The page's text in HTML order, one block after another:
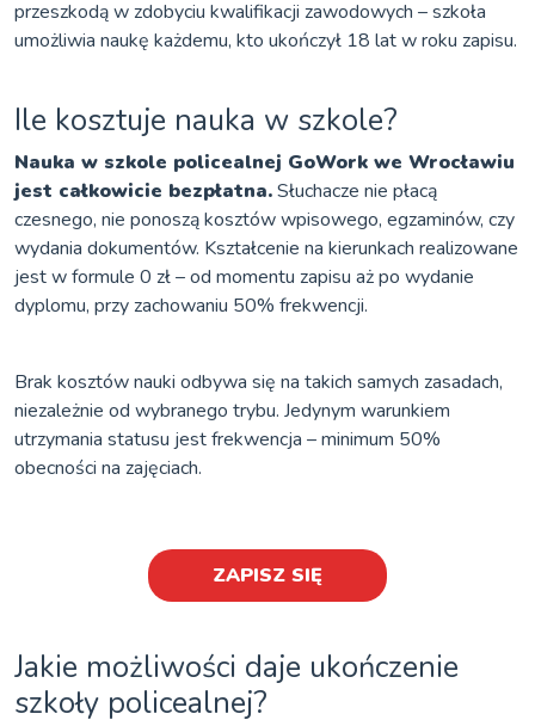
przeszkodą w zdobyciu kwalifikacji zawodowych – szkoła
umożliwia naukę każdemu, kto ukończył 18 lat w roku zapisu.
Ile kosztuje nauka w szkole?
Nauka w szkole policealnej GoWork we Wrocławiu
jest całkowicie bezpłatna.Słuchacze nie płacą
czesnego, nie ponoszą kosztów wpisowego, egzaminów, czy
wydania dokumentów. Kształcenie na kierunkach realizowane
jest w formule 0 zł – od momentu zapisu aż po wydanie
dyplomu, przy zachowaniu 50% frekwencji.
Brak kosztów nauki odbywa się na takich samych zasadach,
niezależnie od wybranego trybu. Jedynym warunkiem
utrzymania statusu jest frekwencja – minimum 50%
obecności na zajęciach.
ZAPISZ SIĘ
Jakie możliwości daje ukończenie
szkoły policealnej?